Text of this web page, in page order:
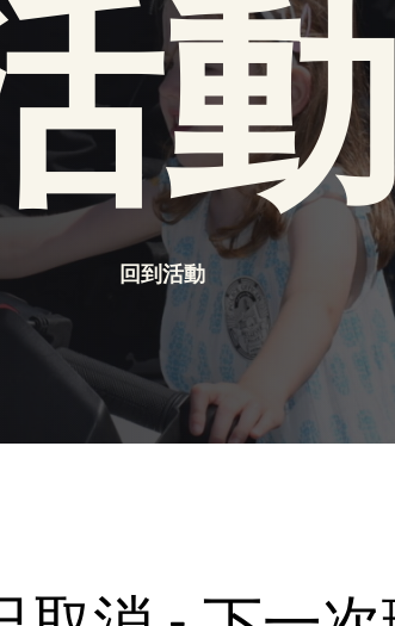
回到活動